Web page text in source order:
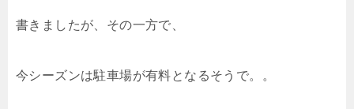
書きましたが、その一方で、
今シーズンは駐車場が有料となるそうで。。